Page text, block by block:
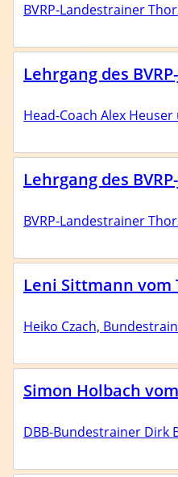
BVRP-Landestrainer
Lehrgang des
Head-Coach Alex
Lehrgang des
BVRP-Landestrainer
Leni Sittmann vom
Heiko Czach,
Simon Holbach
DBB-Bundestrainer Dirk